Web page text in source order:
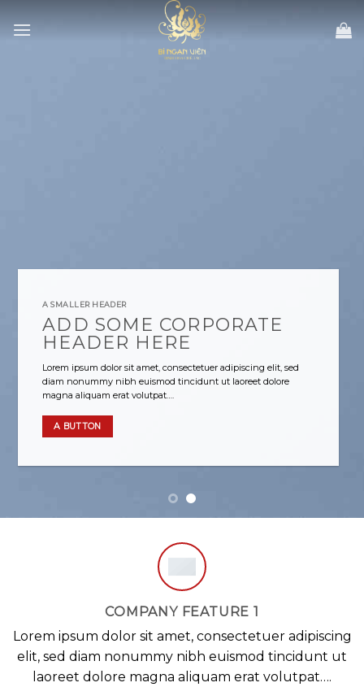
A SMALLER HEADER
ADD SOME CORPORATE
HEADER HERE
Lorem ipsum dolor sit amet, consectetuer adipiscing elit, sed
diam nonummy nibh euismod tincidunt ut laoreet dolore
magna aliquam erat volutpat….
A BUTTON
COMPANY FEATURE 1
Lorem ipsum dolor sit amet, consectetuer adipiscing
elit, sed diam nonummy nibh euismod tincidunt ut
laoreet dolore magna aliquam erat volutpat….